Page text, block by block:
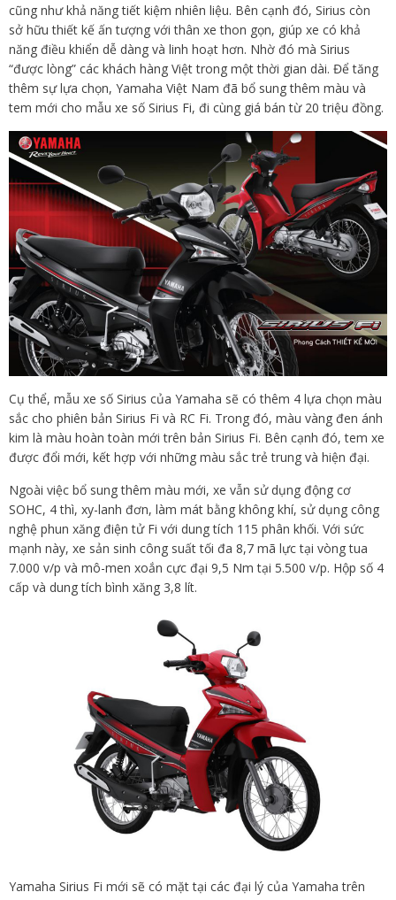
cũng như khả năng tiết kiệm nhiên liệu. Bên cạnh đó, Sirius còn
sở hữu thiết kế ấn tượng với thân xe thon gọn, giúp xe có khả
năng điều khiển dễ dàng và linh hoạt hơn. Nhờ đó mà Sirius
“được lòng” các khách hàng Việt trong một thời gian dài. Để tăng
thêm sự lựa chọn, Yamaha Việt Nam đã bổ sung thêm màu và
tem mới cho mẫu xe số Sirius Fi, đi cùng giá bán từ 20 triệu đồng.
Cụ thể, mẫu xe số Sirius của Yamaha sẽ có thêm 4 lựa chọn màu
sắc cho phiên bản Sirius Fi và RC Fi. Trong đó, màu vàng đen ánh
kim là màu hoàn toàn mới trên bản Sirius Fi. Bên cạnh đó, tem xe
được đổi mới, kết hợp với những màu sắc trẻ trung và hiện đại.
Ngoài việc bổ sung thêm màu mới, xe vẫn sử dụng động cơ
SOHC, 4 thì, xy-lanh đơn, làm mát bằng không khí, sử dụng công
nghệ phun xăng điện tử Fi với dung tích 115 phân khối. Với sức
mạnh này, xe sản sinh công suất tối đa 8,7 mã lực tại vòng tua
7.000 v/p và mô-men xoắn cực đại 9,5 Nm tại 5.500 v/p. Hộp số 4
cấp và dung tích bình xăng 3,8 lít.
Yamaha Sirius Fi mới sẽ có mặt tại các đại lý của Yamaha trên